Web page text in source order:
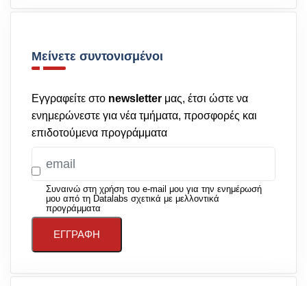
Μείνετε συντονισμένοι
Εγγραφείτε στο newsletter μας, έτσι ώστε να
ενημερώνεστε για νέα τμήματα, προσφορές και
επιδοτούμενα προγράμματα
Συναινώ στη χρήση του e-mail μου για την ενημέρωσή
μου από τη Datalabs σχετικά με μελλοντικά
προγράμματα
ΕΓΓΡΑΦΉ